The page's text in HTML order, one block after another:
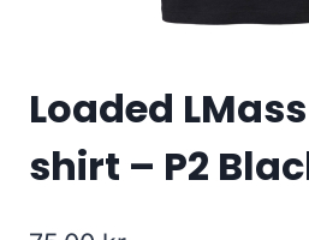
Loaded
shirt – P2